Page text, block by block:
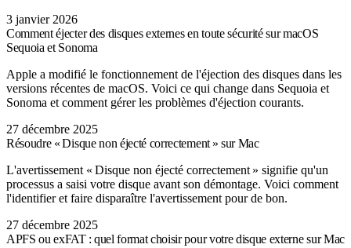
3 janvier 2026
Comment éjecter des disques externes en toute sécurité sur macOS
Sequoia et Sonoma
Apple a modifié le fonctionnement de l'éjection des disques dans les
versions récentes de macOS. Voici ce qui change dans Sequoia et
Sonoma et comment gérer les problèmes d'éjection courants.
27 décembre 2025
Résoudre « Disque non éjecté correctement » sur Mac
L'avertissement « Disque non éjecté correctement » signifie qu'un
processus a saisi votre disque avant son démontage. Voici comment
l'identifier et faire disparaître l'avertissement pour de bon.
27 décembre 2025
APFS ou exFAT : quel format choisir pour votre disque externe sur Mac